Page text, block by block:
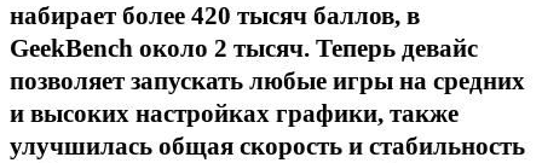
набирает более 420 тысяч баллов, в
GeekBench около 2 тысяч. Теперь девайс
позволяет запускать любые игры на средних
и высоких настройках графики, также
улучшилась общая скорость и стабильность